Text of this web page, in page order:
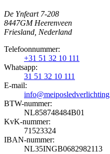
De Ynfeart 7-208
8447GM Heerenveen
Friesland, Nederland
Telefoonnummer:
+31 51 32 10 111
Whatsapp:
31 51 32 10 111
E-mail:
BTW-nummer:
NL858748484B01
KvK-nummer:
71523324
IBAN-nummer:
NL35INGB0682982113